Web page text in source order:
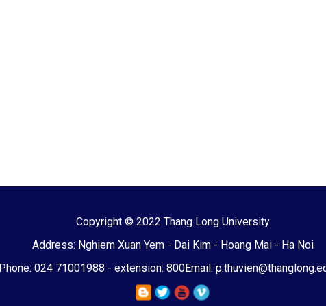
Copyright © 2022 Thang Long University
Address: Nghiem Xuan Yem - Dai Kim - Hoang Mai - Ha Noi
Phone: 024 71001988 - extension: 800Email: